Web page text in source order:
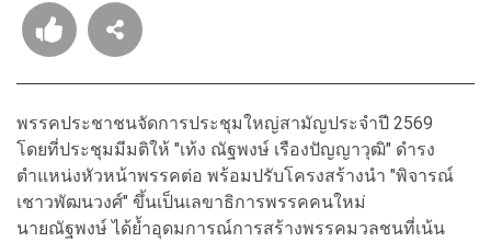
พรรคประชาชนจัดการประชุมใหญ่สามัญประจำปี 2569
โดยที่ประชุมมีมติให้ "เท้ง ณัฐพงษ์ เรืองปัญญาวุฒิ" ดำรง
ตำแหน่งหัวหน้าพรรคต่อ พร้อมปรับโครงสร้างนำ "พิจารณ์
เชาวพัฒนวงศ์" ขึ้นเป็นเลขาธิการพรรคคนใหม่
นายณัฐพงษ์ ได้ย้ำอุดมการณ์การสร้างพรรคมวลชนที่เน้น